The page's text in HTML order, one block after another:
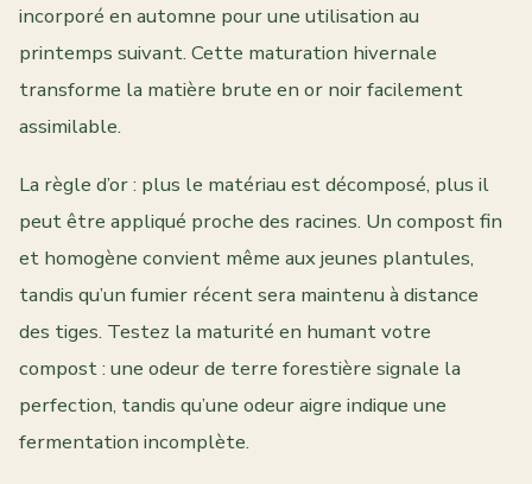
incorporé en automne pour une utilisation au
printemps suivant. Cette maturation hivernale
transforme la matière brute en or noir facilement
assimilable.
La règle d’or : plus le matériau est décomposé, plus il
peut être appliqué proche des racines. Un compost fin
et homogène convient même aux jeunes plantules,
tandis qu’un fumier récent sera maintenu à distance
des tiges. Testez la maturité en humant votre
compost : une odeur de terre forestière signale la
perfection, tandis qu’une odeur aigre indique une
fermentation incomplète.